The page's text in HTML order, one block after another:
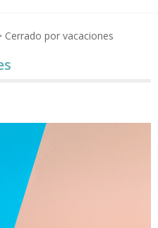
Cerrado por vacaciones